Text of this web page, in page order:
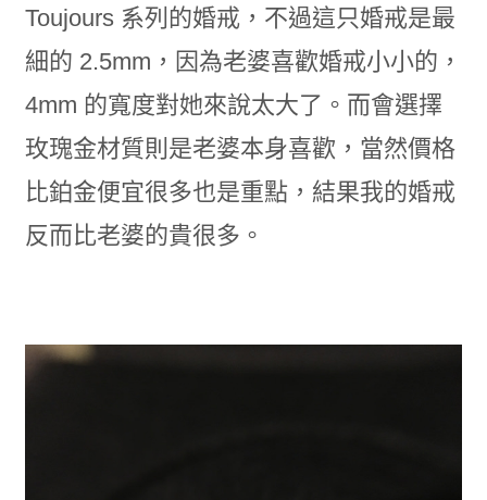
Toujours 系列的婚戒，不過這只婚戒是最
細的 2.5mm，因為老婆喜歡婚戒小小的，
4mm 的寬度對她來說太大了。而會選擇
玫瑰金材質則是老婆本身喜歡，當然價格
比鉑金便宜很多也是重點，結果我的婚戒
反而比老婆的貴很多。